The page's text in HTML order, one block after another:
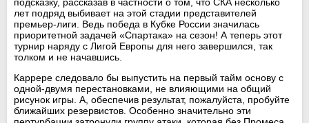
лет подряд выбивает на этой стадии представителей
премьер-лиги. Ведь победа в Кубке России значилась
приоритетной задачей «Спартака» на сезон! А теперь этот
турнир наряду с Лигой Европы для него завершился, так
толком и не начавшись.
Каррере следовало бы выпустить на первый тайм основу с
одной-двумя перестановками, не влияющими на общий
рисунок игры. А, обеспечив результат, пожалуйста, пробуйте
ближайших резервистов. Особенно значительно эти